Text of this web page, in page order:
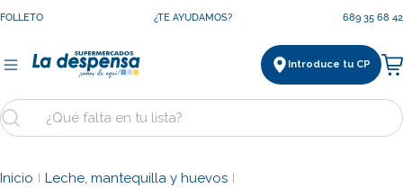
FOLLETO ¿TE AYUDAMOS? 689 35 68 42
Buscar
Introduce tu CP
Inicio Leche, mantequilla y huevos